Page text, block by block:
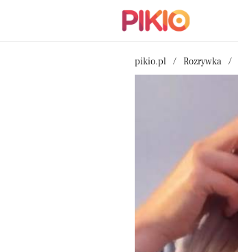
pikio.pl Rozrywka